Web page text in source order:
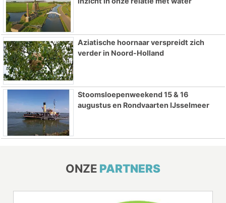
Aziatische hoornaar verspreidt zich
verder in Noord-Holland
Stoomsloepenweekend 15 & 16
augustus en Rondvaarten IJsselmeer
ONZE PARTNERS